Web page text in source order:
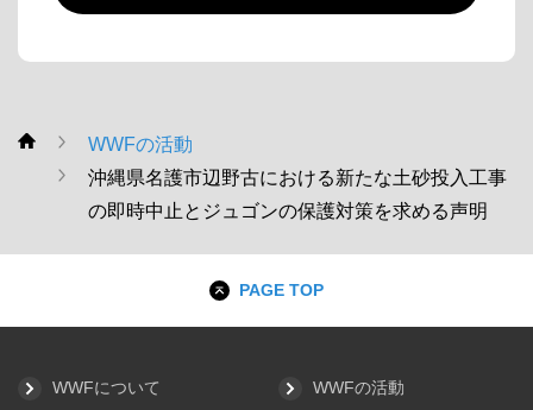
WWF
WWFの活動
沖縄県名護市辺野古における新たな土砂投入工事
の即時中止とジュゴンの保護対策を求める声明
PAGE TOP
WWFについて WWFの活動